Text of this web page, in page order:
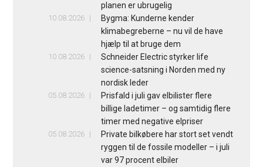
planen er ubrugelig
10.08.2026
Bygma: Kunderne kender
klimabegreberne – nu vil de have
hjælp til at bruge dem
10.08.2026
Schneider Electric styrker life
science-satsning i Norden med ny
nordisk leder
05.08.2026
Prisfald i juli gav elbilister flere
billige ladetimer – og samtidig flere
timer med negative elpriser
05.08.2026
Private bilkøbere har stort set vendt
ryggen til de fossile modeller – i juli
var 97 procent elbiler